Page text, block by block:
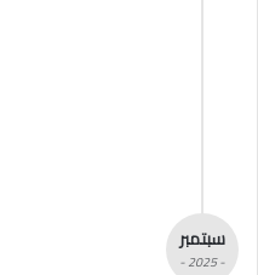
سبتمبر
- 2025 -